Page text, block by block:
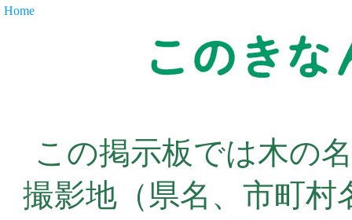
Home
この掲示板では木の
撮影地（県名、市町村